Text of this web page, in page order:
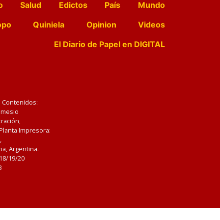
Salud Edictos País
Mundo
Quiniela Opinion
Videos
El Diario de Papel en DIGITAL
Impresora:
Argentina.
19/20